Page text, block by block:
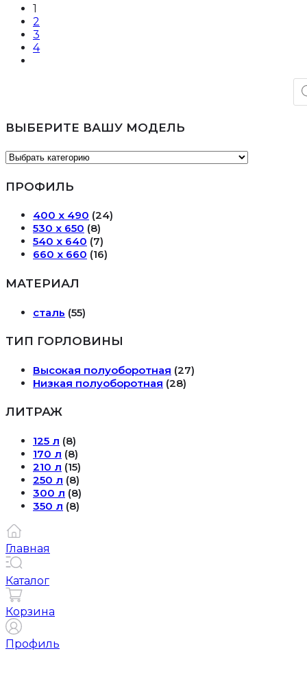
1
2
3
4
ВЫБЕРИТЕ ВАШУ МОДЕЛЬ
ПРОФИЛЬ
400 х 490 (24)
530 х 650 (8)
540 х 640 (7)
660 х 660 (16)
МАТЕРИАЛ
сталь (55)
ТИП ГОРЛОВИНЫ
Высокая полуоборотная (27)
Низкая полуоборотная (28)
ЛИТРАЖ
125 л (8)
170 л (8)
210 л (15)
250 л (8)
300 л (8)
350 л (8)
Главная
Каталог
Корзина
Профиль